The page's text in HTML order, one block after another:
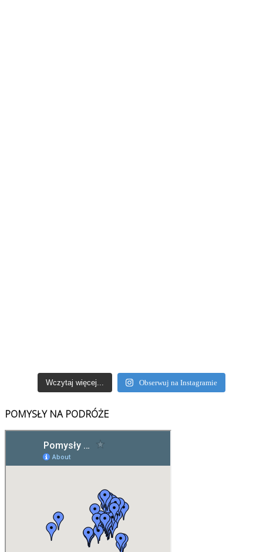
Wczytaj więcej... Obserwuj na Instagramie
POMYSŁY NA PODRÓŻE